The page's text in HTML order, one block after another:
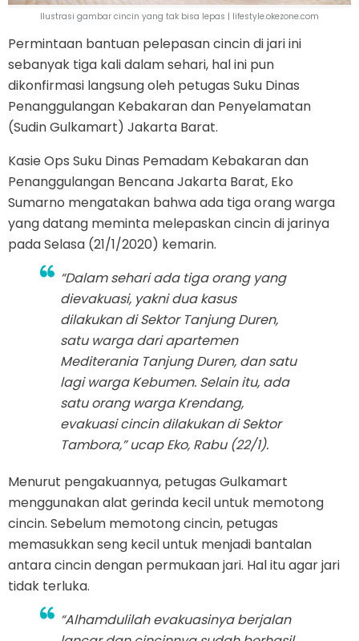
Ilustrasi gambar cincin yang tak bisa lepas | lifestyle.okezone.com
Permintaan bantuan pelepasan cincin di jari ini
sebanyak tiga kali dalam sehari, hal ini pun
dikonfirmasi langsung oleh petugas Suku Dinas
Penanggulangan Kebakaran dan Penyelamatan
(Sudin Gulkamart) Jakarta Barat.
Kasie Ops Suku Dinas Pemadam Kebakaran dan
Penanggulangan Bencana Jakarta Barat, Eko
Sumarno mengatakan bahwa ada tiga orang warga
yang datang meminta melepaskan cincin di jarinya
pada Selasa (21/1/2020) kemarin.
“Dalam sehari ada tiga orang yang
dievakuasi, yakni dua kasus
dilakukan di Sektor Tanjung Duren,
satu warga dari apartemen
Mediterania Tanjung Duren, dan satu
lagi warga Kebumen. Selain itu, ada
satu orang warga Krendang,
evakuasi cincin dilakukan di Sektor
Tambora,” ucap Eko, Rabu (22/1).
Menurut pengakuannya, petugas Gulkamart
menggunakan alat gerinda kecil untuk memotong
cincin. Sebelum memotong cincin, petugas
memasukkan seng kecil untuk menjadi bantalan
antara cincin dengan permukaan jari. Hal itu agar jari
tidak terluka.
“Alhamdulilah evakuasinya berjalan